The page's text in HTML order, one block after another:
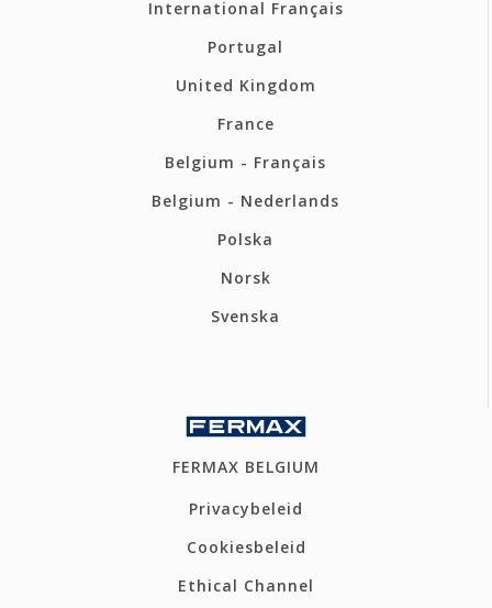
International Français
Portugal
United Kingdom
France
Belgium - Français
Belgium - Nederlands
Polska
Norsk
Svenska
FERMAX BELGIUM
Privacybeleid
Cookiesbeleid
Ethical Channel